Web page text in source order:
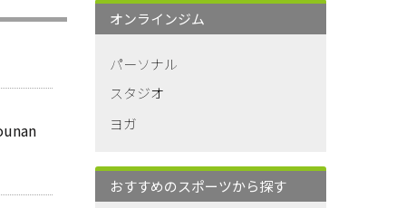
オンラインジム
パーソナル
スタジオ
ヨガ
おすすめのスポーツから探す